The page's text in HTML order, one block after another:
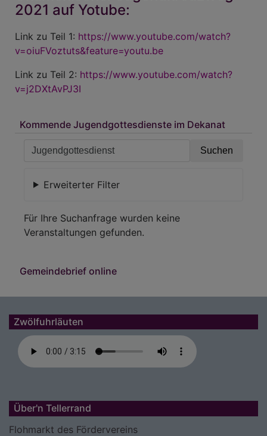
2021 auf Yotube:
Link zu Teil 1: https://www.youtube.com/watch?
v=oiuFVoztuts&feature=youtu.be
Link zu Teil 2: https://www.youtube.com/watch?
v=j2DXtAvPJ3I
Kommende Jugendgottesdienste im Dekanat
Erweiterter Filter
Für Ihre Suchanfrage wurden keine
Veranstaltungen gefunden.
Gemeindebrief online
Zwölfuhrläuten
Über'n Tellerrand
Flohmarkt des Fördervereins